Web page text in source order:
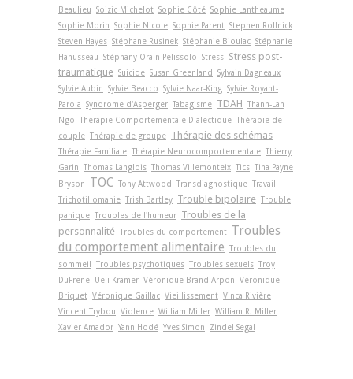
Beaulieu Soizic Michelot Sophie Côté Sophie Lantheaume
Sophie Morin Sophie Nicole Sophie Parent Stephen Rollnick
Steven Hayes Stéphane Rusinek Stéphanie Bioulac Stéphanie
Hahusseau Stéphany Orain-Pelissolo Stress Stress post-
traumatique Suicide Susan Greenland
Sylvain Dagneaux
Sylvie Aubin Sylvie Beacco Sylvie Naar-King Sylvie Royant-
Parola Syndrome d'Asperger Tabagisme TDAH Thanh-Lan
Ngo Thérapie Comportementale Dialectique Thérapie de
couple Thérapie de groupe Thérapie des schémas
Thérapie Familiale Thérapie Neurocomportementale Thierry
Garin Thomas Langlois Thomas Villemonteix Tics Tina Payne
Bryson
TOC Tony Attwood Transdiagnostique Travail
Trichotillomanie Trish Bartley Trouble bipolaire Trouble
panique Troubles de l'humeur Troubles de la
personnalité Troubles du comportement
Troubles
du comportement alimentaire Troubles du
sommeil
Troubles psychotiques Troubles sexuels Troy
DuFrene
Ueli Kramer Véronique Brand-Arpon Véronique
Briquet Véronique Gaillac Vieillissement Vinca Rivière
Vincent Trybou Violence William Miller William R. Miller
Xavier Amador Yann Hodé Yves Simon Zindel Segal